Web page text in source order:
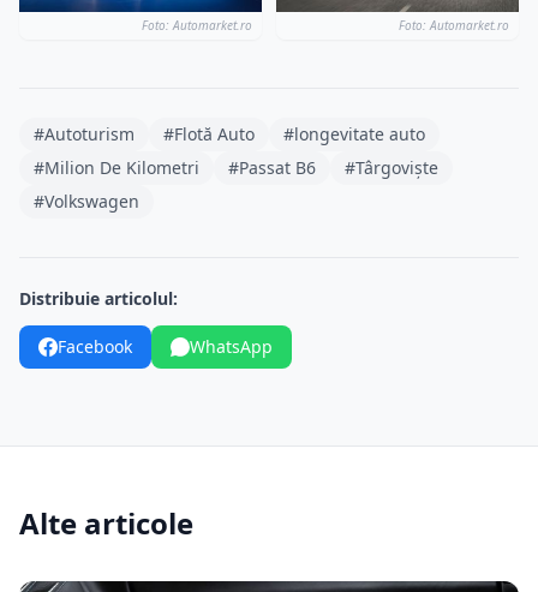
Foto: Automarket.ro Foto: Automarket.ro
#Autoturism #Flotă Auto
#longevitate auto
#Milion De Kilometri
#Passat B6
#Târgoviște
#Volkswagen
Distribuie articolul:
Facebook WhatsApp
Alte articole